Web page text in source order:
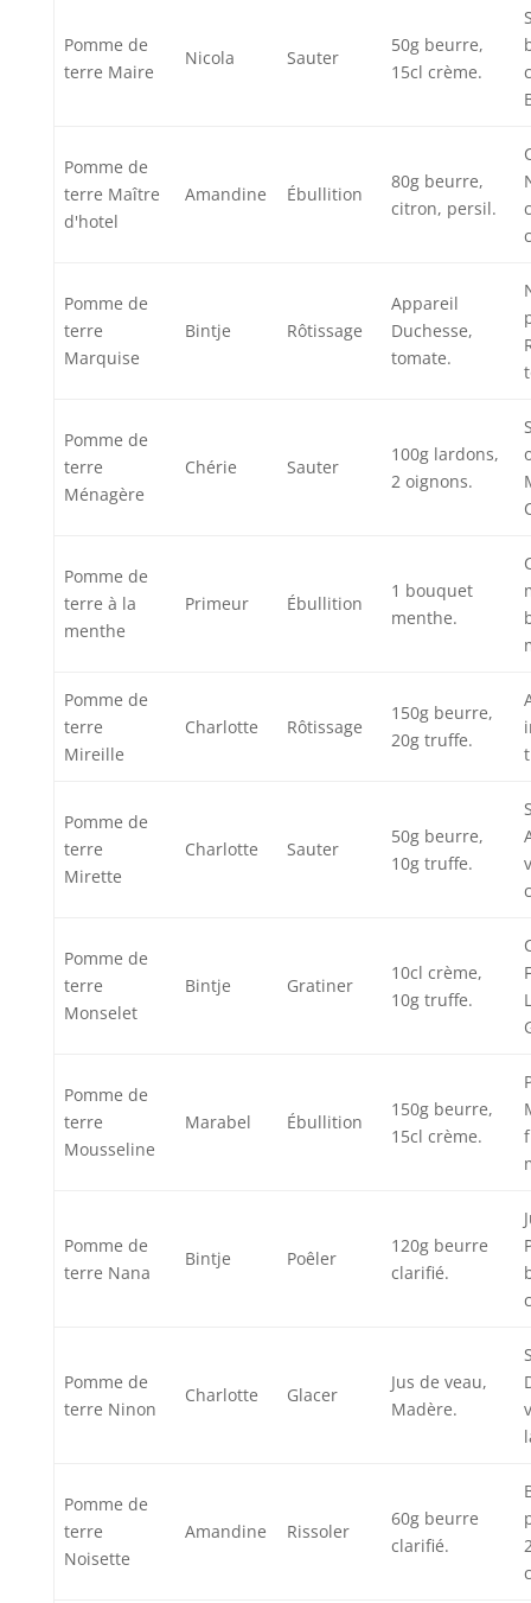
Pomme de
terre Maire
Nicola Sauter
50g beurre,
15cl crème.
Pomme de
terre Maître
d'hotel
Amandine Ébullition
80g beurre,
citron, persil.
Pomme de
terre
Marquise
Bintje Rôtissage
Appareil
Duchesse,
tomate.
Pomme de
terre
Ménagère
Chérie Sauter
100g lardons,
2 oignons.
Pomme de
terre à la
menthe
Primeur Ébullition
1 bouquet
menthe.
Pomme de
terre
Mireille
Charlotte Rôtissage
150g beurre,
20g truffe.
Pomme de
terre
Mirette
Charlotte Sauter
50g beurre,
10g truffe.
Pomme de
terre
Monselet
Bintje Gratiner
10cl crème,
10g truffe.
Pomme de
terre
Mousseline
Marabel Ébullition
150g beurre,
15cl crème.
Pomme de
terre Nana
Bintje Poêler
120g beurre
clarifié.
Pomme de
terre Ninon
Charlotte Glacer
Jus de veau,
Madère.
Pomme de
terre
Noisette
Amandine Rissoler
60g beurre
clarifié.